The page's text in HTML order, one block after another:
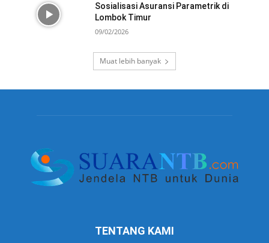
Sosialisasi Asuransi Parametrik di
Lombok Timur
09/02/2026
Muat lebih banyak
TENTANG KAMI